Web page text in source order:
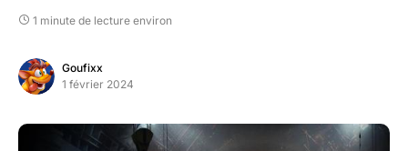
1 minute de lecture environ
Goufixx
1 février 2024